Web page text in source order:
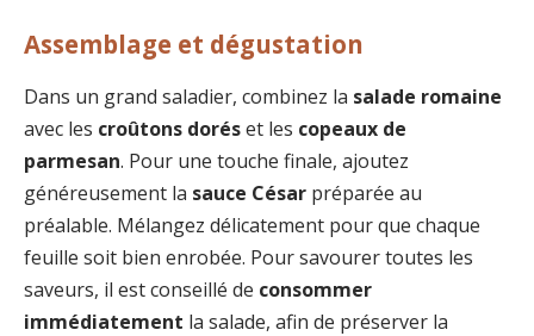
Assemblage et dégustation
Dans un grand saladier, combinez la salade romaine
avec les croûtons doréset les copeaux de
parmesan. Pour une touche finale, ajoutez
généreusement la sauce César préparée au
préalable. Mélangez délicatement pour que chaque
feuille soit bien enrobée. Pour savourer toutes les
saveurs, il est conseillé de consommer
immédiatement la salade, afin de préserver la